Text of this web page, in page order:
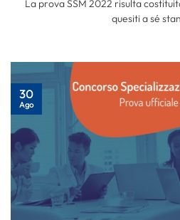
La prova SSM 2022 risulta
quesiti a sé
30
Ago